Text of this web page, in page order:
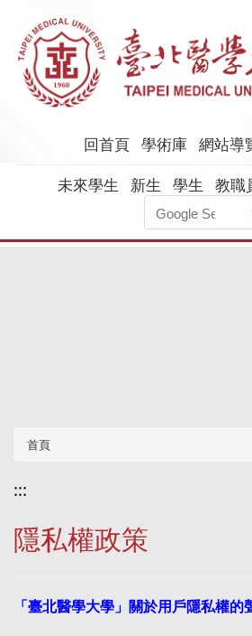
主
要
回首頁 學術庫 網站導
未來學生
新生 學生 教職
首頁
:::
隱私權政策
「臺北醫學大學」關於用戶隱私權的